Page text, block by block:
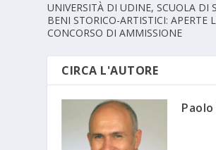
UNIVERSITÀ DI UDINE, SCUOLA DI
BENI STORICO-ARTISTICI: APERTE
CONCORSO DI AMMISSIONE
CIRCA L'AUTORE